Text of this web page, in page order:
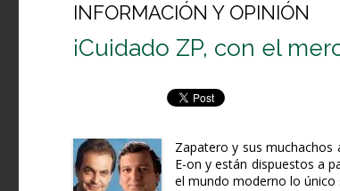
INFORMACIÓN Y OPINIÓN
¡Cuidado ZP, con el
Zapatero y sus muchachos
E-on y están dispuestos a
el mundo moderno lo único